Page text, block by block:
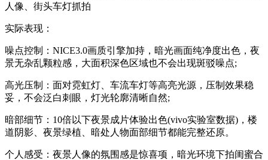
人像、街头车灯抓拍
实际表现：
噪点控制：NICE3.0画质引擎加持，暗光画面纯净度出色，夜
景无杂乱颗粒感，大面积深色区域也不会出现斑驳噪点;
高光压制：面对霓虹灯、车流车灯等高亮光源，压制效果稳
妥，不会泛白刺眼，灯光轮廓清晰自然;
暗部细节：10倍以下夜景成片体验出色(vivo实验室数据)，楼
道阴影、夜景绿植、暗处人物面部细节都能完整还原。
个人感受：夜景人像的氛围感是惊喜项，暗光环境下拍闺蜜合